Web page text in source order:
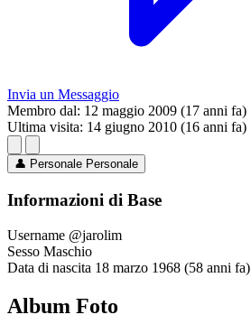
Invia un Messaggio
Membro dal: 12 maggio 2009 (17 anni fa)
Ultima visita: 14 giugno 2010 (16 anni fa)
👤 Personale Personale
Informazioni di Base
Username @jarolim
Sesso Maschio
Data di nascita 18 marzo 1968 (58 anni fa)
Album Foto